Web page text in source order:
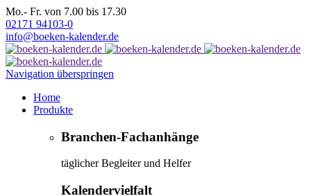
Mo.- Fr. von 7.00 bis 17.30
02171 94103-0
info@boeken-kalender.de
Navigation überspringen
Home
Produkte
Branchen-Fachanhänge
täglicher Begleiter und Helfer
Kalendervielfalt